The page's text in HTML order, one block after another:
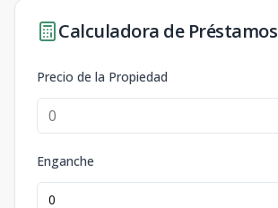
Calculadora de Préstamos
Precio de la Propiedad
Enganche